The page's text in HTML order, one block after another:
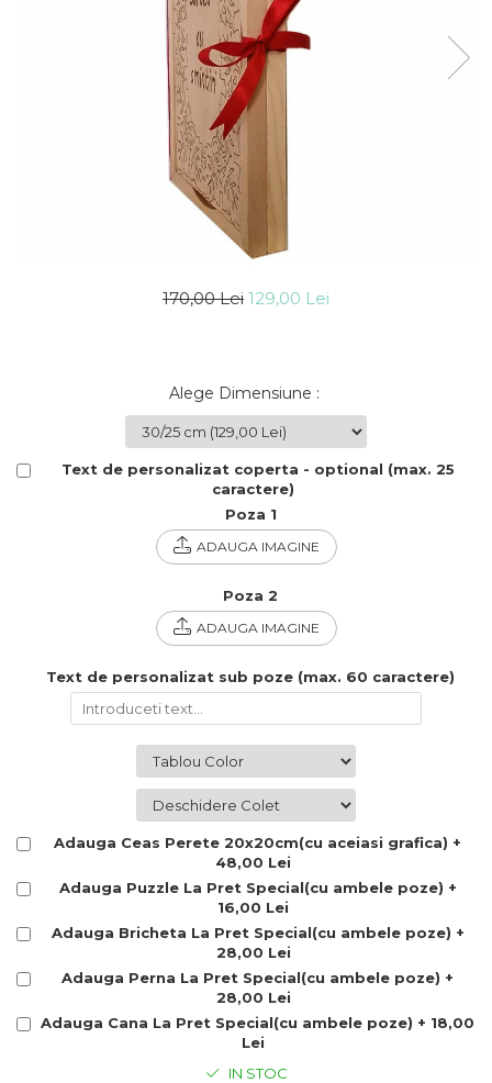
Cadouri Pisici/Câini
Cadouri Meserii&Hobby
Cadouri Doctori/Asistente
Cadouri Motociclisti
Cadouri Pescar
Cadouri Pompieri
Cadouri Stomatologi
Cadouri Tractoristi
Cadouri Vanatori/Padurari
Cadre Didactice
170,00 Lei 129,00 Lei
Alege Dimensiune :
Text de personalizat coperta - optional (max. 25
caractere)
Poza 1
ADAUGA IMAGINE
Poza 2
ADAUGA IMAGINE
Text de personalizat sub poze (max. 60 caractere)
Adauga Ceas Perete 20x20cm(cu aceiasi grafica) +
48,00 Lei
Adauga Puzzle La Pret Special(cu ambele poze) +
16,00 Lei
Adauga Bricheta La Pret Special(cu ambele poze) +
28,00 Lei
Adauga Perna La Pret Special(cu ambele poze) +
28,00 Lei
Adauga Cana La Pret Special(cu ambele poze) + 18,00
Lei
IN STOC